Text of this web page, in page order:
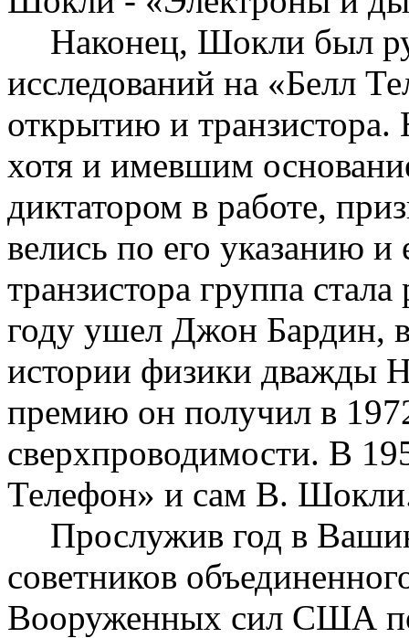
Наконец, Шокли был
исследований на «Белл
открытию и
хотя и имевшим
диктатором в работе,
велись по его указанию
транзистора группа
году ушел Джон Бардин,
истории физики дважды
премию он получил в
сверхпроводимости. В
Телефон» и сам В. Шокли
Прослужив год в
советников
Вооруженных сил США